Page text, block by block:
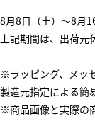
8月8日（土）～8月
上記期間は、出荷元
※ラッピング、メッ
製造元指定による簡
※商品画像と実際の